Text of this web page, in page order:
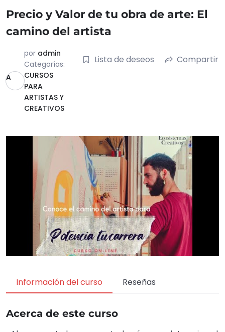
Precio y Valor de tu obra de arte: El
camino del artista
A
por admin
Categorías:
CURSOS
PARA
ARTISTAS Y
CREATIVOS
Lista de deseos Compartir
Información del curso Reseñas
Acerca de este curso